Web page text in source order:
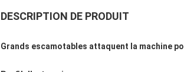
DESCRIPTION DE PRODUIT
Grands escamotables attaquent la machine